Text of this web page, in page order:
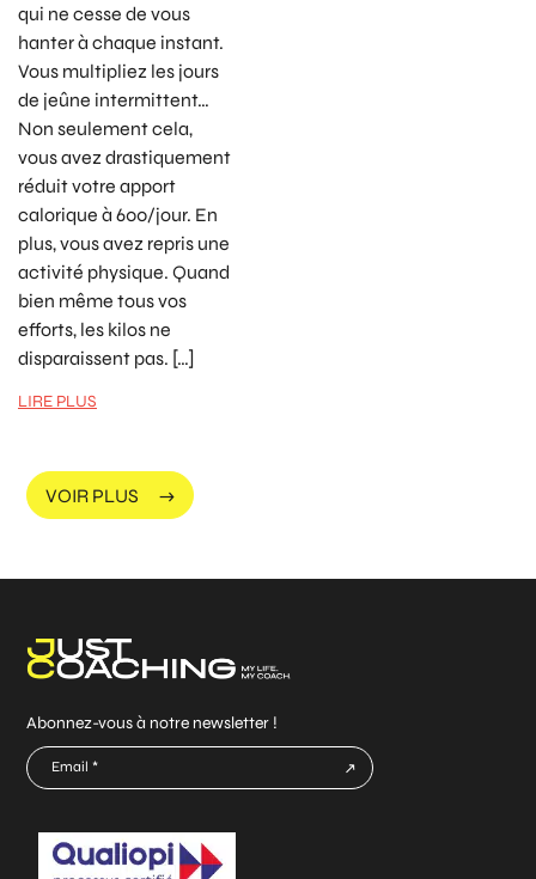
qui ne cesse de vous
hanter à chaque instant.
Vous multipliez les jours
de jeûne intermittent…
Non seulement cela,
vous avez drastiquement
réduit votre apport
calorique à 600/jour. En
plus, vous avez repris une
activité physique. Quand
bien même tous vos
efforts, les kilos ne
disparaissent pas. […]
LIRE PLUS
VOIR PLUS
Abonnez-vous à notre newsletter !
E-
mail
*